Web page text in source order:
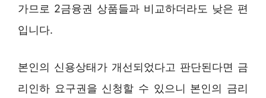
가므로 2금융권 상품들과 비교하더라도 낮은 편
입니다.
본인의 신용상태가 개선되었다고 판단된다면 금
리인하 요구권을 신청할 수 있으니 본인의 금리